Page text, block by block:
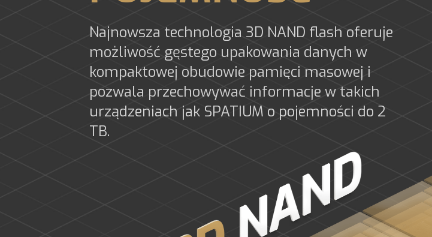
Najnowsza technologia 3D NAND flash oferuje
możliwość gęstego upakowania danych w
kompaktowej obudowie pamięci masowej i
pozwala przechowywać informacje w takich
urządzeniach jak SPATIUM o pojemności do 2
TB.